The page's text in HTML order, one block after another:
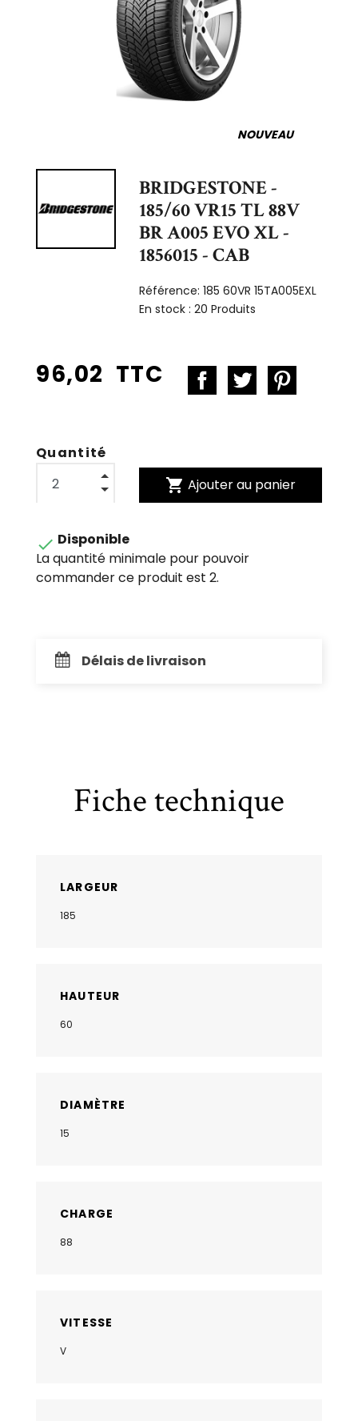
NOUVEAU
BRIDGESTONE -
185/60 VR15 TL 88V
BR A005 EVO XL -
1856015 - CAB
Référence:185 60VR 15TA005EXL
En stock :20 Produits
96,02 TTC
Quantité
shopping_cart Ajouter au panier
 Disponible
La quantité minimale pour pouvoir
commander ce produit est 2.
Délais de livraison
Fiche technique
LARGEUR
185
HAUTEUR
60
DIAMÈTRE
15
CHARGE
88
VITESSE
V